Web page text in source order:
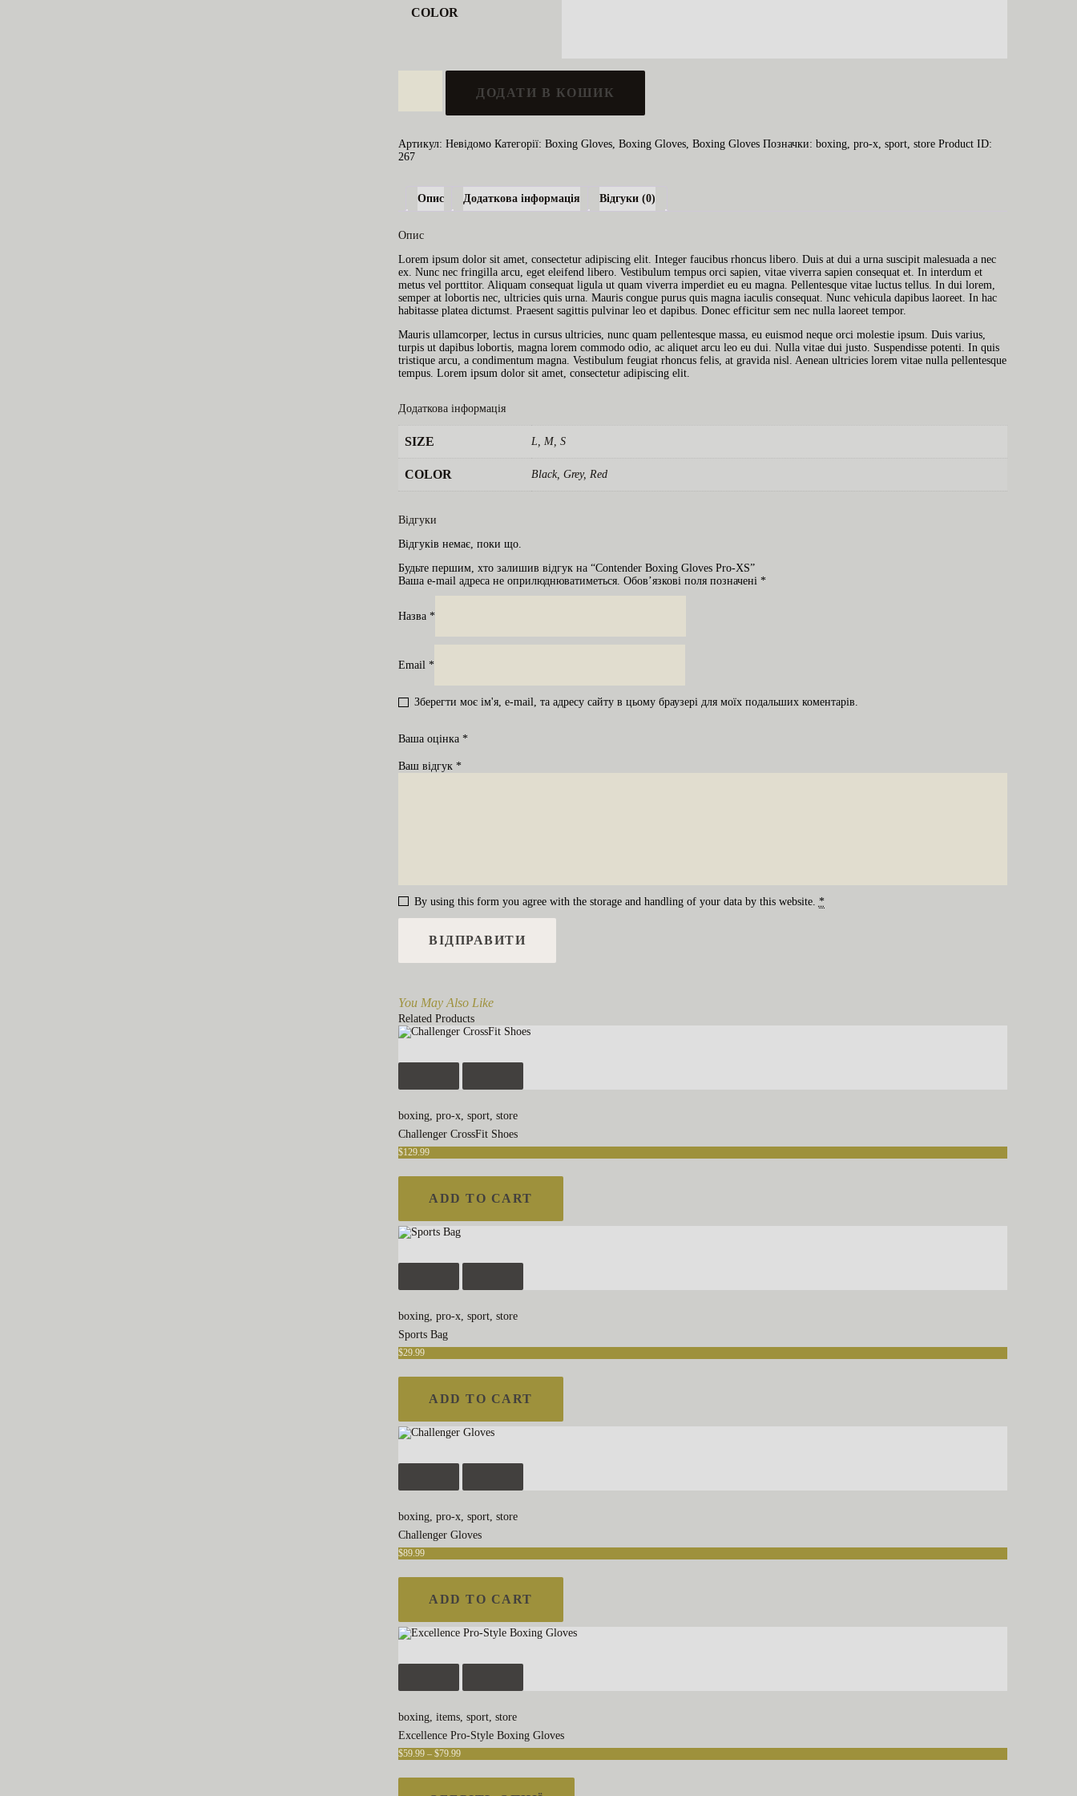
COLOR
кількість
ДОДАТИ В КОШИК
Артикул: Невідомо Категорії: Boxing Gloves Boxing Gloves Boxing Gloves Позначки: boxing pro-x sport store Product ID:
267
Опис Додаткова інформація Відгуки (0)
Опис
Lorem ipsum dolor sit amet, consectetur adipiscing elit. Integer faucibus rhoncus libero. Duis at dui a urna suscipit malesuada a nec
ex. Nunc nec fringilla arcu, eget eleifend libero. Vestibulum tempus orci sapien, vitae viverra sapien consequat et. In interdum et
metus vel porttitor. Aliquam consequat ligula ut quam viverra imperdiet eu eu magna. Pellentesque vitae luctus tellus. In dui lorem,
semper at lobortis nec, ultricies quis urna. Mauris congue purus quis magna iaculis consequat. Nunc vehicula dapibus laoreet. In hac
habitasse platea dictumst. Praesent sagittis pulvinar leo et dapibus. Donec efficitur sem nec nulla laoreet tempor.
Mauris ullamcorper, lectus in cursus ultricies, nunc quam pellentesque massa, eu euismod neque orci molestie ipsum. Duis varius,
turpis ut dapibus lobortis, magna lorem commodo odio, ac aliquet arcu leo eu dui. Nulla vitae dui justo. Suspendisse potenti. In quis
tristique arcu, a condimentum magna. Vestibulum feugiat rhoncus felis, at gravida nisl. Aenean ultricies lorem vitae nulla pellentesque
tempus. Lorem ipsum dolor sit amet, consectetur adipiscing elit.
Додаткова інформація
SIZE L, M, S
COLOR Black, Grey, Red
Відгуки
Відгуків немає, поки що.
Будьте першим, хто залишив відгук на “Contender Boxing Gloves Pro-XS”
Ваша e-mail адреса не оприлюднюватиметься. Обов’язкові поля позначені *
Назва *
Email *
Зберегти моє ім'я, e-mail, та адресу сайту в цьому браузері для моїх подальших коментарів.
Ваша оцінка *
Ваш відгук *
By using this form you agree with the storage and handling of your data by this website. *
You May Also Like
Related Products
boxing pro-x sport store
Challenger CrossFit Shoes
$129 99
ADD TO CART
boxing pro-x sport store
Sports Bag
$29.99
ADD TO CART
boxing, pro-x, sport, store
Challenger Gloves
$89.99
ADD TO CART
boxing, items, sport, store
Excellence Pro-Style Boxing Gloves
$59.99 – $79.99
від